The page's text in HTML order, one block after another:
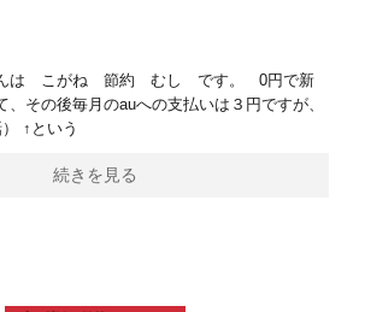
んは こがね 節約 むし です。 0円で新
、その後毎月のauへの支払いは３円ですが、
↑という
続きを見る